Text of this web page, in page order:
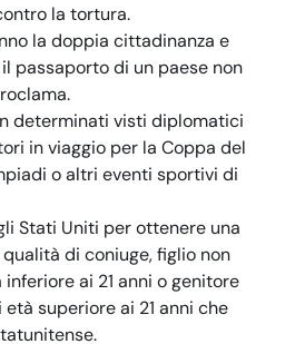
la tortura.
la doppia cittadinanza e
passaporto di un paese non
determinati visti diplomatici
in viaggio per la Coppa del
o altri eventi sportivi di
Stati Uniti per ottenere una
di coniuge, figlio non
ai 21 anni o genitore
superiore ai 21 anni che